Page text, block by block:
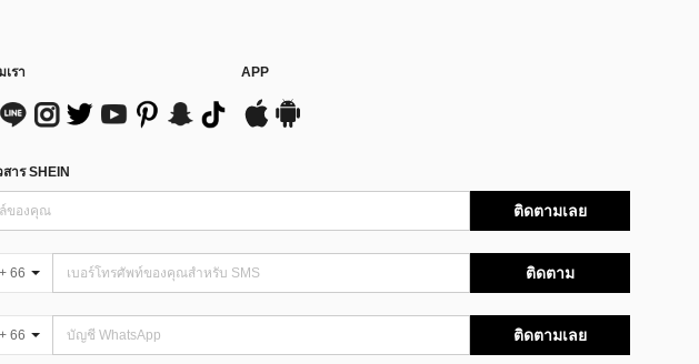
รา APP
าร SHEIN
ติดตามเลย
66 ติดตาม
66 ติดตามเลย